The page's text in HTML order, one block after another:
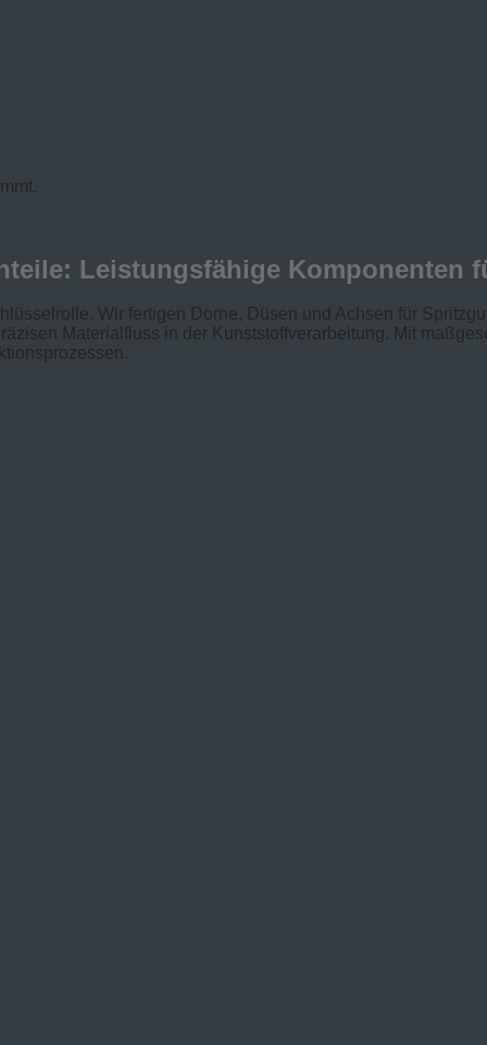
Leistungsfähige Komponenten
Wir fertigen Dorne, Düsen und Achsen für
Materialfluss in der Kunststoffverarbeitung. Mit